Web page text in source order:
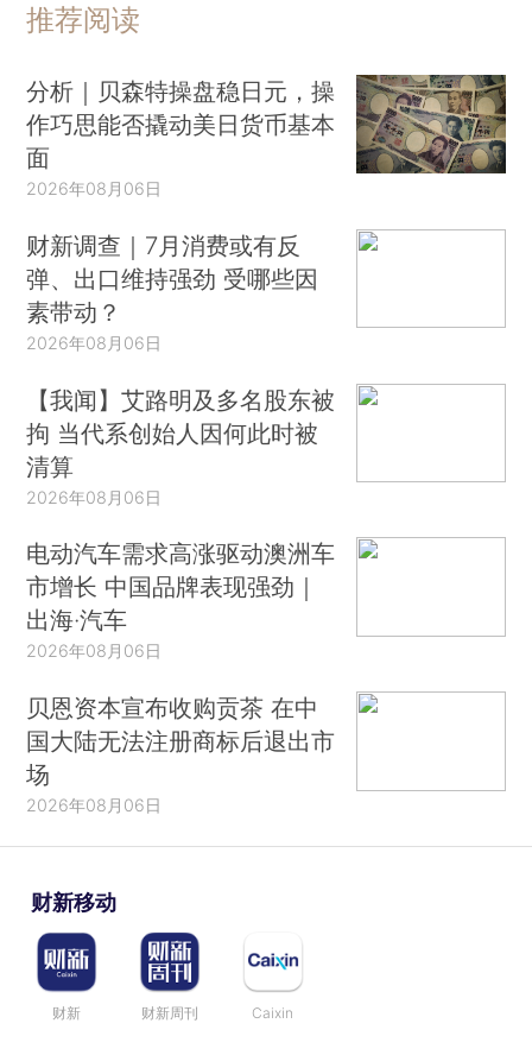
推荐阅读
分析｜贝森特操盘稳日元，操
作巧思能否撬动美日货币基本
面
2026年08月06日
财新调查｜7月消费或有反
弹、出口维持强劲 受哪些因
素带动？
2026年08月06日
【我闻】艾路明及多名股东被
拘 当代系创始人因何此时被
清算
2026年08月06日
电动汽车需求高涨驱动澳洲车
市增长 中国品牌表现强劲｜
出海·汽车
2026年08月06日
贝恩资本宣布收购贡茶 在中
国大陆无法注册商标后退出市
场
2026年08月06日
财新移动
财新 财新周刊 Caixin